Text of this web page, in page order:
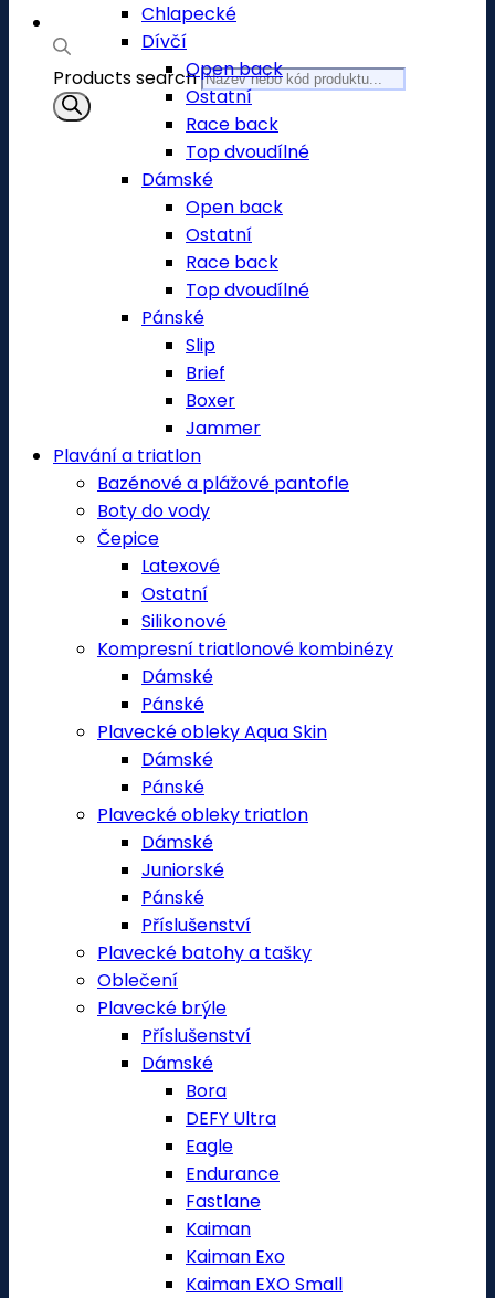
Products search
Chlapecké
Dívčí
Open back
Ostatní
Race back
Top dvoudílné
Dámské
Open back
Ostatní
Race back
Top dvoudílné
Pánské
Slip
Brief
Boxer
Jammer
Plavání a triatlon
Bazénové a plážové pantofle
Boty do vody
Čepice
Latexové
Ostatní
Silikonové
Kompresní triatlonové kombinézy
Dámské
Pánské
Plavecké obleky Aqua Skin
Dámské
Pánské
Plavecké obleky triatlon
Dámské
Juniorské
Pánské
Příslušenství
Plavecké batohy a tašky
Oblečení
Plavecké brýle
Příslušenství
Dámské
Bora
DEFY Ultra
Eagle
Endurance
Fastlane
Kaiman
Kaiman Exo
Kaiman EXO Small